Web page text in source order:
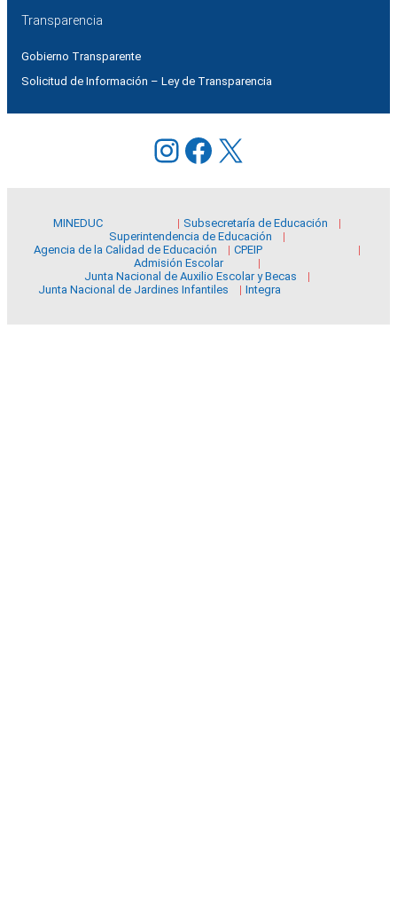
Transparencia
Gobierno Transparente
Solicitud de Información – Ley de Transparencia
Instagram
Facebook
X
MINEDUC
Subsecretaría de Educación
Superintendencia de Educación
Agencia de la Calidad de Educación
CPEIP
Admisión Escolar
Junta Nacional de Auxilio Escolar y Becas
Junta Nacional de Jardines Infantiles
Integra